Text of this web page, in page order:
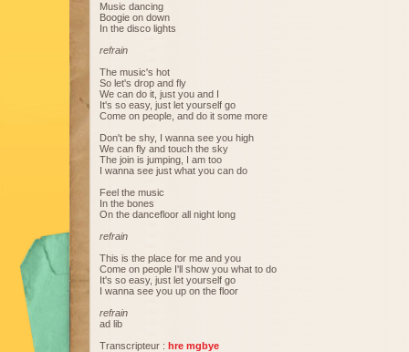
Music dancing
Boogie on down
In the disco lights
refrain
The music's hot
So let's drop and fly
We can do it, just you and I
It's so easy, just let yourself go
Come on people, and do it some more
Don't be shy, I wanna see you high
We can fly and touch the sky
The join is jumping, I am too
I wanna see just what you can do
Feel the music
In the bones
On the dancefloor all night long
refrain
This is the place for me and you
Come on people I'll show you what to do
It's so easy, just let yourself go
I wanna see you up on the floor
refrain
ad lib
Transcripteur : hre mgbye